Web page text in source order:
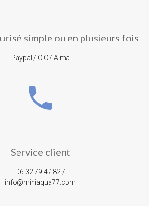
simple ou en plusieurs fois
Paypal / CIC / Alma
phone
Service client
06 32 79 47 82 /
info@miniaqua77.com